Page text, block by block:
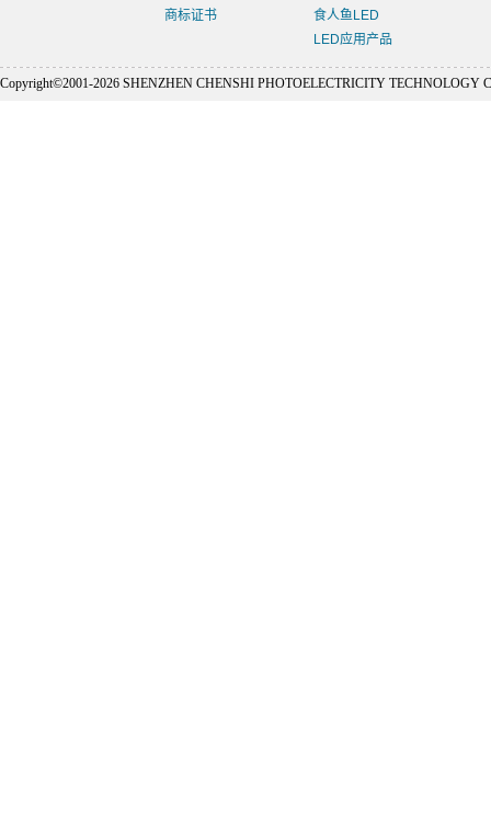
商标证书
食人鱼LED
LED应用产品
Copyright©2001-2026 SHENZHEN CHENSHI PHOTOELECTRICITY TECHNOLOGY